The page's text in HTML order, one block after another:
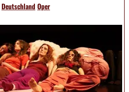
DeutschlandOper